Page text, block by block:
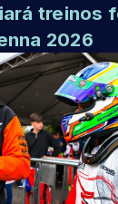
treinos
2026